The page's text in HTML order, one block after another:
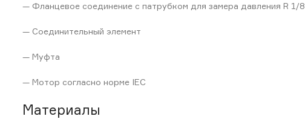
— Фланцевое соединение с патрубком для замера давления R 1/8
— Соединительный элемент
— Муфта
— Мотор согласно норме IEC
Материалы